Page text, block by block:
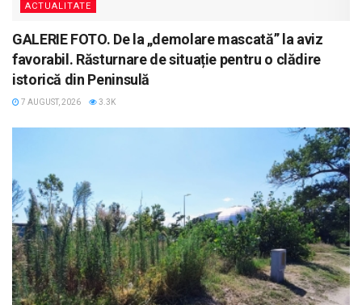
ACTUALITATE
GALERIE FOTO. De la „demolare mascată” la aviz
favorabil. Răsturnare de situație pentru o clădire
istorică din Peninsulă
7 AUGUST, 2026 3.3K